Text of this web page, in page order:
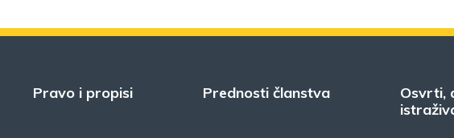
Pravo i propisi Prednosti članstva
Osvrti,